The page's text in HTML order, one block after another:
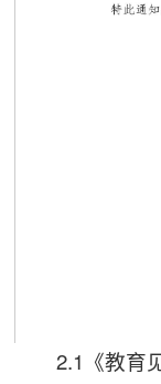
2.1《教育